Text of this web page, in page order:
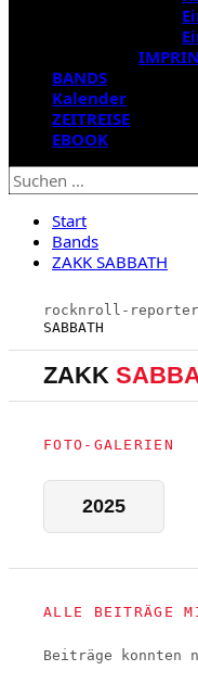
BANDS
Kalender
ZEITREISE
EBOOK
Suchen
nach:
Start
Bands
ZAKK SABBATH
rocknroll-
SABBATH
ZAKK
FOTO-GALERIEN
2025
ALLE BEITRÄGE
Beiträge konnten